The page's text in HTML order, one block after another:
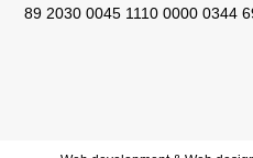
89 2030 0045 1110 0000 0344